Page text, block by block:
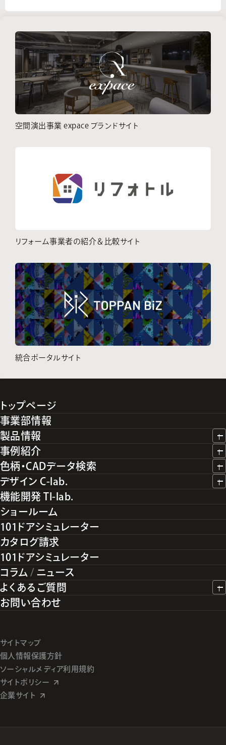
空間演出事業 expace ブランドサイト
リフォーム事業者の紹介＆比較サイト
統合ポータルサイト
トップページ
事業部情報
製品情報
事例紹介
色柄・CADデータ検索
デザイン C-lab.
機能開発 TI-lab.
ショールーム
101ドアシミュレーター
カタログ請求
101ドアシミュレーター
コラム / ニュース
よくあるご質問
お問い合わせ
サイトマップ
個人情報保護方針
ソーシャルメディア利用規約
サイトポリシー
企業サイト